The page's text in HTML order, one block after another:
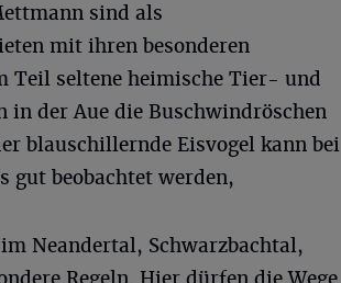
sind als
mit ihren besonderen
Teil seltene heimische Tier- und
in der Aue die Buschwindröschen
blauschillernde Eisvogel kann bei
gut beobachtet werden,
Neandertal, Schwarzbachtal,